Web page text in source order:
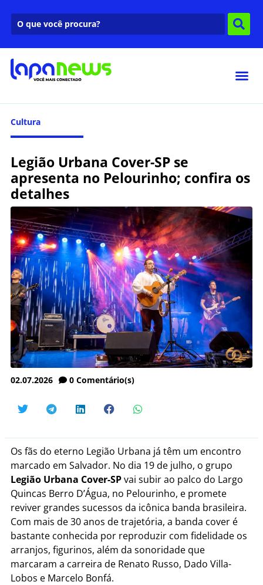
Cultura
Legião Urbana Cover-SP se
apresenta no Pelourinho; confira os
detalhes
02.07.2026 0 Comentário(s)
Os fãs do eterno Legião Urbana já têm um encontro
marcado em Salvador. No dia 19 de julho, o grupo
Legião Urbana Cover-SPvai subir ao palco do Largo
Quincas Berro D’Água, no Pelourinho, e promete
reviver grandes sucessos da icônica banda brasileira.
Com mais de 30 anos de trajetória, a banda cover é
bastante conhecida por reproduzir com fidelidade os
arranjos, figurinos, além da sonoridade que
marcaram a carreira de Renato Russo, Dado Villa-
Lobos e Marcelo Bonfá.